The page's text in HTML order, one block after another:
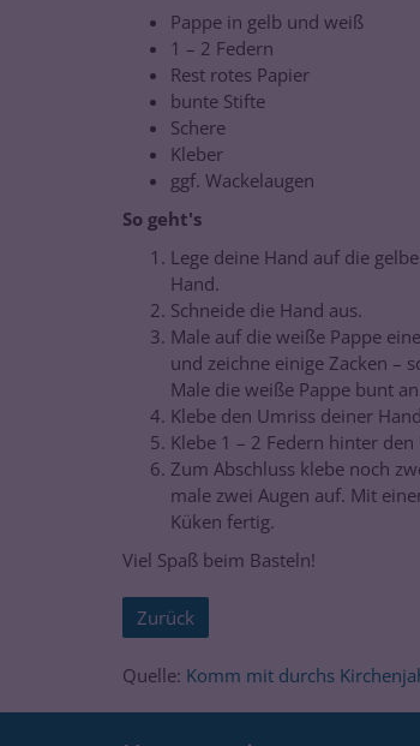
Pappe in gelb und weiß
1 – 2 Federn
Rest rotes Papier
bunte Stifte
Schere
Kleber
ggf. Wackelaugen
So geht's
Lege deine Hand auf die
Hand.
Schneide die Hand aus.
Male auf die weiße Pappe
und zeichne einige Zacken –
Male die weiße Pappe bunt
Klebe den Umriss deiner
Klebe 1 – 2 Federn hinter
Zum Abschluss klebe noch
male zwei Augen auf. Mit
Küken fertig.
Viel Spaß beim Basteln!
Zurück
Quelle: Komm mit durchs